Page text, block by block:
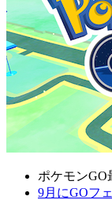
ポケモンGO
9月にGOフ